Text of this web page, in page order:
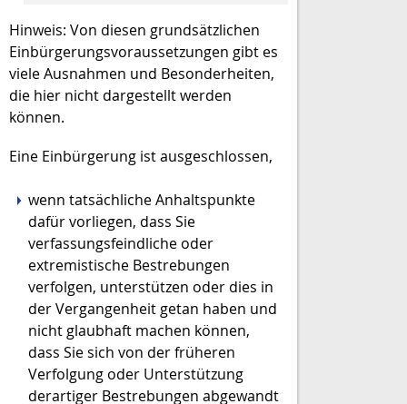
Hinweis: Von diesen grundsätzlichen
Einbürgerungsvoraussetzungen gibt es
viele Ausnahmen und Besonderheiten,
die hier nicht dargestellt werden
können.
Eine Einbürgerung ist ausgeschlossen,
wenn tatsächliche Anhaltspunkte
dafür vorliegen, dass Sie
verfassungsfeindliche oder
extremistische Bestrebungen
verfolgen, unterstützen oder dies in
der Vergangenheit getan haben und
nicht glaubhaft machen können,
dass Sie sich von der früheren
Verfolgung oder Unterstützung
derartiger Bestrebungen abgewandt